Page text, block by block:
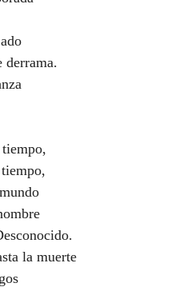
derrama.
la muerte